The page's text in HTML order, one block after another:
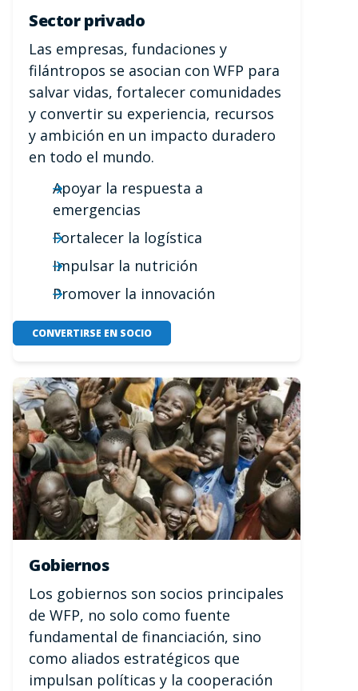
Sector privado
Las empresas, fundaciones y
filántropos se asocian con WFP para
salvar vidas, fortalecer comunidades
y convertir su experiencia, recursos
y ambición en un impacto duradero
en todo el mundo.
Apoyar la respuesta a
emergencias
Fortalecer la logística
Impulsar la nutrición
Promover la innovación
CONVERTIRSE EN SOCIO
Gobiernos
Los gobiernos son socios principales
de WFP, no solo como fuente
fundamental de financiación, sino
como aliados estratégicos que
impulsan políticas y la cooperación